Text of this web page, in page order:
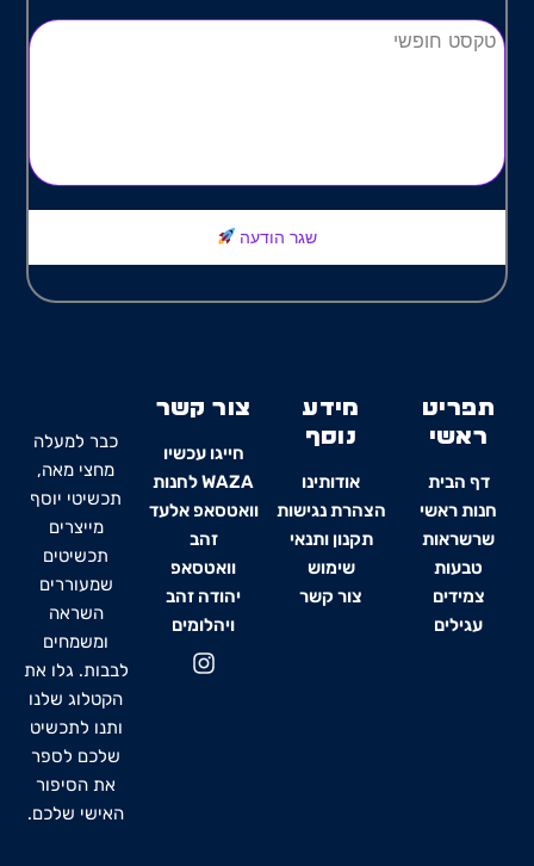
שגר הודעה
תפריט
ראשי
דף הבית
חנות ראשי
שרשראות
טבעות
צמידים
עגילים
מידע
נוסף
אודותינו
הצהרת נגישות
תקנון ותנאי
שימוש
צור קשר
צור קשר
חייגו עכשיו
WAZA לחנות
וואטסאפ אלעד
זהב
וואטסאפ
יהודה זהב
ויהלומים
I
n
כבר למעלה
מחצי מאה,
תכשיטי יוסף
מייצרים
תכשיטים
שמעוררים
השראה
ומשמחים
לבבות. גלו את
הקטלוג שלנו
ותנו לתכשיט
שלכם לספר
את הסיפור
האישי שלכם.